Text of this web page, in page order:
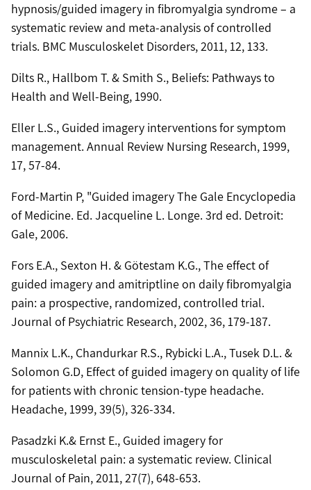
hypnosis/guided imagery in fibromyalgia syndrome – a
systematic review and meta-analysis of controlled
trials. BMC Musculoskelet Disorders, 2011, 12, 133.
Dilts R., Hallbom T. & Smith S., Beliefs: Pathways to
Health and Well-Being, 1990.
Eller L.S., Guided imagery interventions for symptom
management. Annual Review Nursing Research, 1999,
17, 57-84.
Ford-Martin P, "Guided imagery The Gale Encyclopedia
of Medicine. Ed. Jacqueline L. Longe. 3rd ed. Detroit:
Gale, 2006.
Fors E.A., Sexton H. & Götestam K.G., The effect of
guided imagery and amitriptline on daily fibromyalgia
pain: a prospective, randomized, controlled trial.
Journal of Psychiatric Research, 2002, 36, 179-187.
Mannix L.K., Chandurkar R.S., Rybicki L.A., Tusek D.L. &
Solomon G.D, Effect of guided imagery on quality of life
for patients with chronic tension-type headache.
Headache, 1999, 39(5), 326-334.
Pasadzki K.& Ernst E., Guided imagery for
musculoskeletal pain: a systematic review. Clinical
Journal of Pain, 2011, 27(7), 648-653.